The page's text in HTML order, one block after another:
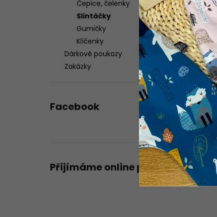
Čepice, čelenky
Slintáčky
Gumičky
Klíčenky
Dárkové poukazy
Zakázky
Facebook
Přijímáme online platby